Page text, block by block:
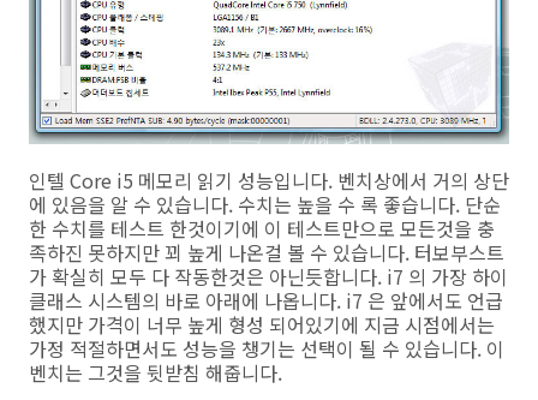
인텔 Core i5 메모리 읽기 성능입니다. 벤치상에서 거의 상단
에 있음을 알 수 있습니다. 수치는 높을 수 록 좋습니다. 단순
한 수치를 테스트 한것이기에 이 테스트만으로 모든것을 충
족하진 못하지만 꾀 높게 나온걸 볼 수 있습니다. 터보부스트
가 확실히 모두 다 작동한것은 아닌듯합니다. i7 의 가장 하이
클래스 시스템의 바로 아래에 나옵니다. i7 은 앞에서도 언급
했지만 가격이 너무 높게 형성 되어있기에 지금 시점에서는
가정 적절하면서도 성능을 챙기는 선택이 될 수 있습니다. 이
벤치는 그것을 뒷받침 해줍니다.